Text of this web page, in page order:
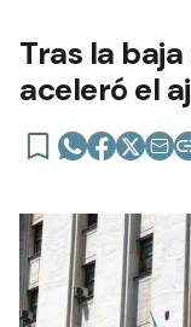
Tras la
aceleró el